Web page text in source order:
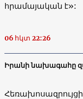
հրամայական է»:
06 հկտ 22:26
Իրանի նախագահը